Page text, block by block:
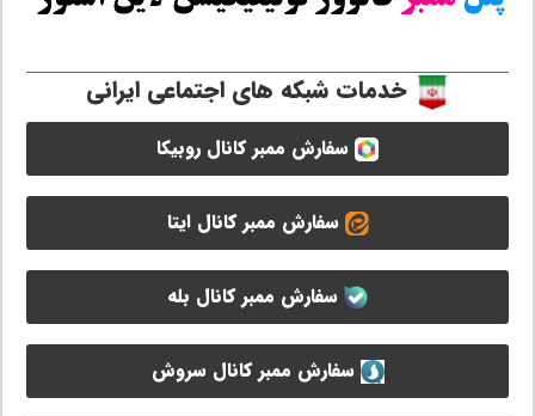
خدمات شبکه های اجتماعی ایرانی
سفارش ممبر کانال روبیکا
سفارش ممبر کانال ایتا
سفارش ممبر کانال بله
سفارش ممبر کانال سروش